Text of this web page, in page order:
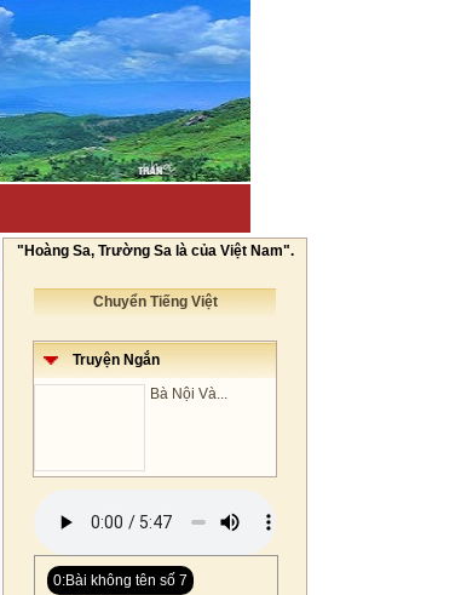
"Hoàng Sa, Trường Sa là của Việt Nam".
Chuyển Tiếng Việt
Truyện Ngắn
Bà Nội Và...
0:Bài không tên số 7